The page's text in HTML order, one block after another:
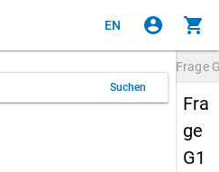
EN account_circle shopping_cart
Suchen
Frage
Fra
ge
G1